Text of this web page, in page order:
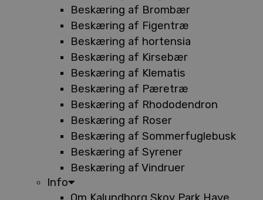
Beskæring af Brombær
Beskæring af Figentræ
Beskæring af hortensia
Beskæring af Kirsebær
Beskæring af Klematis
Beskæring af Pæretræ
Beskæring af Rhododendron
Beskæring af Roser
Beskæring af Sommerfuglebusk
Beskæring af Syrener
Beskæring af Vindruer
Info